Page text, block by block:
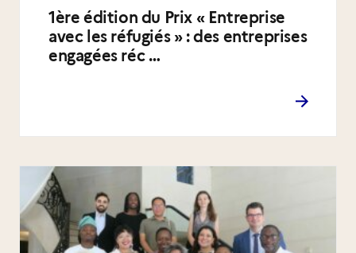
1ère édition du Prix « Entreprise
avec les réfugiés » : des entreprises
engagées réc …